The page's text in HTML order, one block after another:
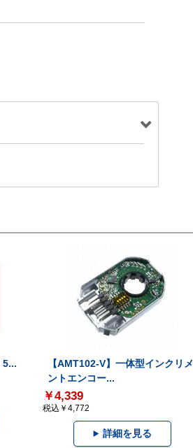
5...
【AMT102-V】一体型インクリメ
ントエンコー...
￥4,339
税込￥4,772
詳細を見る